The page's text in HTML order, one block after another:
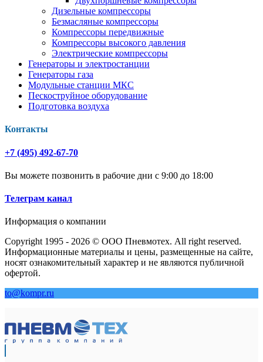
Дизельные компрессоры
Безмасляные компрессоры
Компрессоры передвижные
Компрессоры высокого давления
Электрические компрессоры
Генераторы и электростанции
Генераторы газа
Модульные станции МКС
Пескоструйное оборудование
Подготовка воздуха
Контакты
+7 (495) 492-67-70
Вы можете позвонить в рабочие дни с 9:00 до 18:00
Телеграм канал
Информация о компании
Copyright 1995 - 2026 © ООО Пневмотех. All right reserved.
Информационные материалы и цены, размещенные на сайте,
носят ознакомительный характер и не являются публичной
офертой.
to@kompr.ru